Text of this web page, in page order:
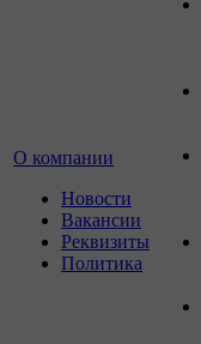
О компании
Новости
Вакансии
Реквизиты
Политика